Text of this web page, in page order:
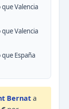
que Valencia
que Valencia
que España
Bernat a